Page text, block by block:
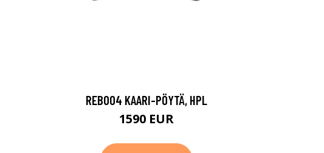
REB004 KAARI-PÖYTÄ, HPL
1590 EUR